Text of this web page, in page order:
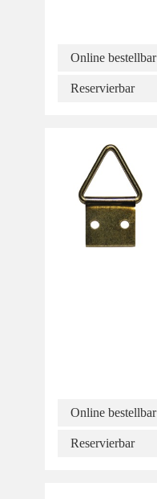
Online bestellbar
Reservierbar
Online bestellbar
Reservierbar